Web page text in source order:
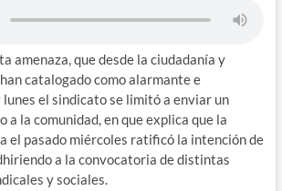
amenaza, que desde la ciudadanía y
catalogado como alarmante e
el sindicato se limitó a enviar un
a la comunidad, en que explica que la
el pasado miércoles ratificó la intención de
a la convocatoria de distintas
y sociales.